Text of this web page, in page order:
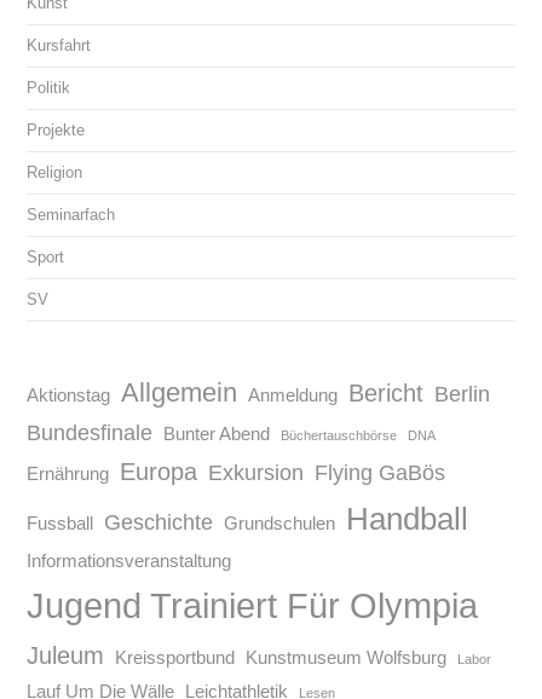
Kursfahrt
Politik
Projekte
Religion
Seminarfach
Sport
SV
Aktionstag Allgemein Anmeldung Bericht Berlin
Bundesfinale
Bunter Abend Büchertauschbörse DNA
Ernährung Europa Exkursion Flying GaBös
Fussball Geschichte Grundschulen Handball
Informationsveranstaltung
Jugend Trainiert Für Olympia
Juleum Kreissportbund Kunstmuseum Wolfsburg Labor
Lauf Um Die Wälle Leichtathletik Lesen